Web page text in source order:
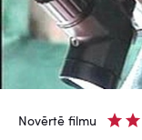
Novērtē filmu